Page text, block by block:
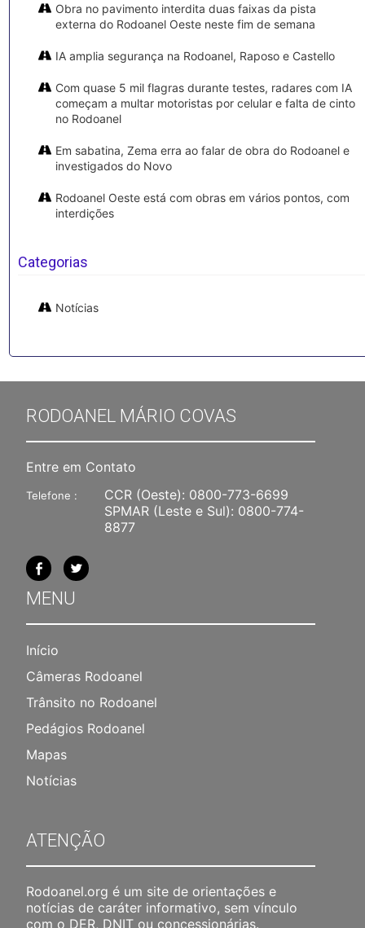
Obra no pavimento interdita duas faixas da pista
externa do Rodoanel Oeste neste fim de semana
IA amplia segurança na Rodoanel, Raposo e Castello
Com quase 5 mil flagras durante testes, radares com IA
começam a multar motoristas por celular e falta de cinto
no Rodoanel
Em sabatina, Zema erra ao falar de obra do Rodoanel e
investigados do Novo
Rodoanel Oeste está com obras em vários pontos, com
interdições
Categorias
Notícias
RODOANEL MÁRIO COVAS
Entre em Contato
Telefone : CCR (Oeste): 0800-773-6699
SPMAR (Leste e Sul): 0800-774-
8877
MENU
Início
Câmeras Rodoanel
Trânsito no Rodoanel
Pedágios Rodoanel
Mapas
Notícias
ATENÇÃO
Rodoanel.org é um site de orientações e
notícias de caráter informativo, sem vínculo
com o DER, DNIT ou concessionárias.